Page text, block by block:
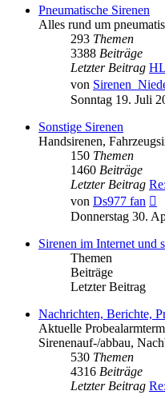
Pneumatische Sirenen
Alles rund um
293 Themen
3388 Beiträge
Letzter Beitrag
von
Sonntag 19. Juli
Sonstige Sirenen
Handsirenen,
150 Themen
1460 Beiträge
Letzter Beitrag
von Ds977 fan
Donnerstag 30.
Sirenen im Internet und
Themen
Beiträge
Letzter Beitrag
Nachrichten, Berichte,
Aktuelle
Sirenenauf-/abbau,
530 Themen
4316 Beiträge
Letzter Beitrag